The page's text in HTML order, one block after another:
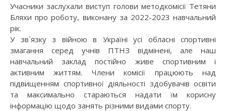
Учасники заслухали виступ голови методкомісії Тетяни
Бляхи про роботу, виконану за 2022-2023 навчальний
рік.
У зв`язку з війною в Україні усі обласні спортивні
змагання серед учнів ПТНЗ відмінені, але наш
навчальний заклад постійно живе спортивним і
активним життям. Члени комісії працюють над
підвищенням спортивної діяльності здобувачів освіти
та максимально стараються надати їм корисну
інформацію щодо занять різними видами спорту.